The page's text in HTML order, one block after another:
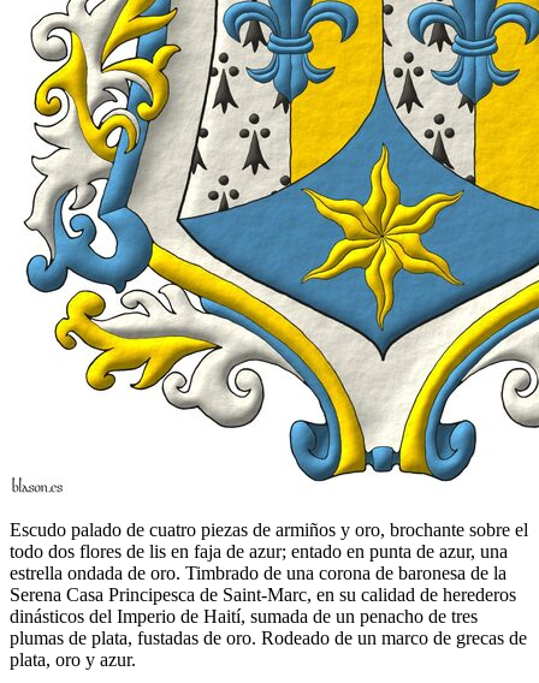
Escudo palado de cuatro piezas de armiños y oro, brochante sobre el
todo dos flores de lis en faja de azur; entado en punta de azur, una
estrella ondada de oro. Timbrado de una corona de baronesa de la
Serena Casa Principesca de Saint-Marc, en su calidad de herederos
dinásticos del Imperio de Haití, sumada de un penacho de tres
plumas de plata, fustadas de oro. Rodeado de un marco de grecas de
plata, oro y azur.